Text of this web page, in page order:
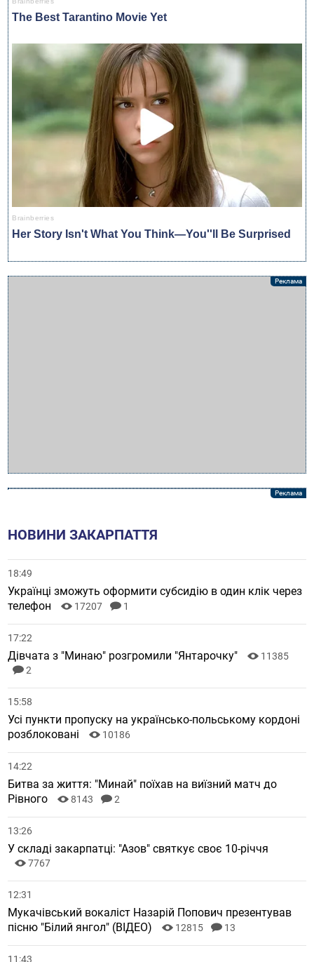
НОВИНИ ЗАКАРПАТТЯ
18:49
Українці зможуть оформити субсидію в один клік через
телефон
17207 1
17:22
Дівчата з "Минаю" розгромили "Янтарочку"
11385
2
15:58
Усі пункти пропуску на українсько-польському кордоні
розблоковані
10186
14:22
Битва за життя: "Минай" поїхав на виїзний матч до
Рівного
8143 2
13:26
У складі закарпатці: "Азов" святкує своє 10-річчя
7767
12:31
Мукачівський вокаліст Назарій Попович презентував
пісню "Білий янгол" (ВІДЕО)
12815 13
11:43